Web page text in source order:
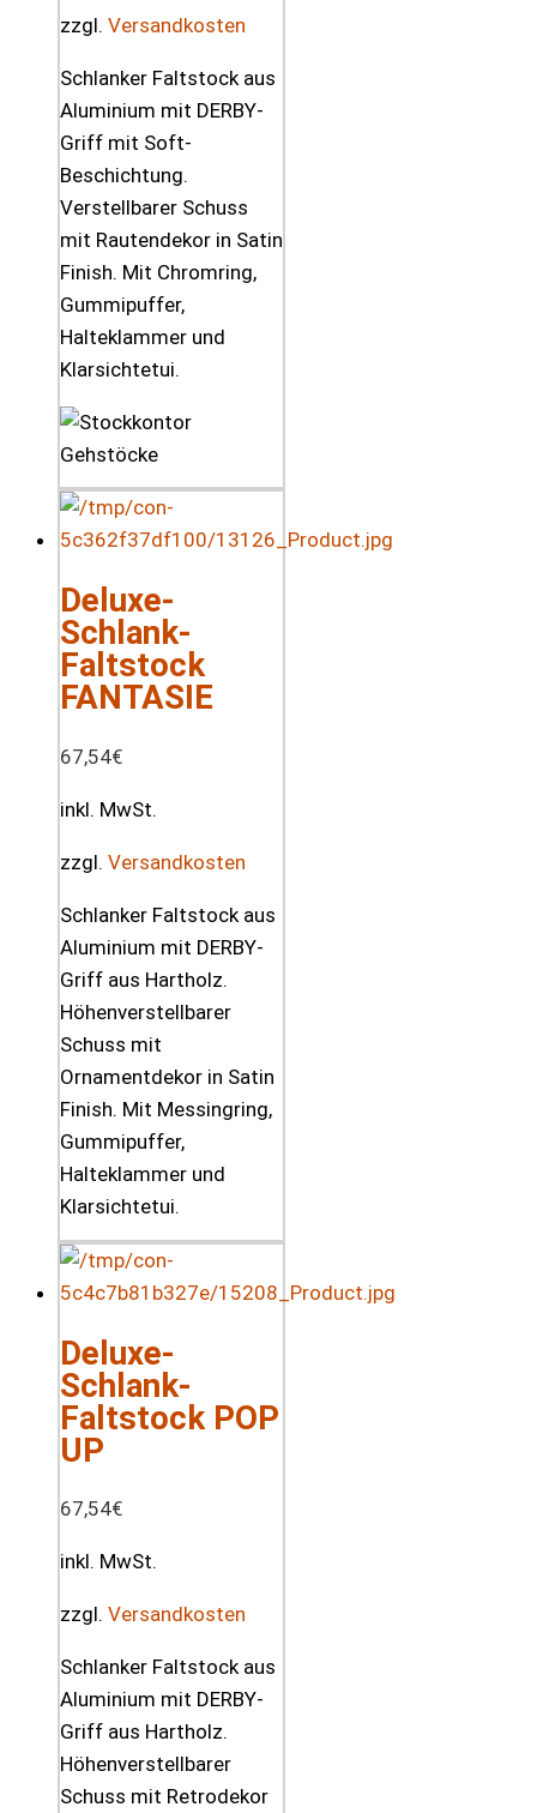
zzgl. Versandkosten
Schlanker Faltstock aus
Aluminium mit DERBY-
Griff mit Soft-
Beschichtung.
Verstellbarer Schuss
mit Rautendekor in Satin
Finish. Mit Chromring,
Gummipuffer,
Halteklammer und
Klarsichtetui.
Deluxe-
Schlank-
Faltstock
FANTASIE
67,54€
inkl. MwSt.
zzgl. Versandkosten
Schlanker Faltstock aus
Aluminium mit DERBY-
Griff aus Hartholz.
Höhenverstellbarer
Schuss mit
Ornamentdekor in Satin
Finish. Mit Messingring,
Gummipuffer,
Halteklammer und
Klarsichtetui.
Deluxe-
Schlank-
Faltstock POP
UP
67,54€
inkl. MwSt.
zzgl. Versandkosten
Schlanker Faltstock aus
Aluminium mit DERBY-
Griff aus Hartholz.
Höhenverstellbarer
Schuss mit Retrodekor